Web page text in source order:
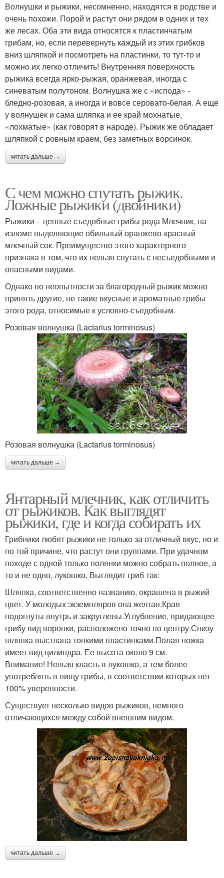
Волнушки и рыжики, несомненно, находятся в родстве и
очень похожи. Порой и растут они рядом в одних и тех
же лесах. Оба эти вида относятся к пластинчатым
грибам, но, если перевернуть каждый из этих грибков
вниз шляпкой и посмотреть на пластинки, то тут-то и
можно их легко отличить! Внутренняя поверхность
рыжика всегда ярко-рыжая, оранжевая, иногда с
синеватым полутоном. Волнушка же с «испода» -
бледно-розовая, а иногда и вовсе серовато-белая. А еще
у волнушек и сама шляпка и ее край мохнатые,
«лохматые» (как говорят в народе). Рыжик же обладает
шляпкой с ровным краем, без заметных ворсинок.
читать дальше →
С чем можно спутать рыжик.
Ложные рыжики (двойники)
Рыжики – ценные съедобные грибы рода Млечник, на
изломе выделяющие обильный оранжево-красный
млечный сок. Преимущество этого характерного
признака в том, что их нельзя спутать с несъедобными и
опасными видами.
Однако по неопытности за благородный рыжик можно
принять другие, не такие вкусные и ароматные грибы
этого рода, относимые к условно-съедобным.
Розовая волнушка (Lactarius torminosus)
Розовая волнушка (Lactarius torminosus)
читать дальше →
Янтарный млечник, как отличить
от рыжиков. Как выглядят
рыжики, где и когда собирать их
Грибники любят рыжики не только за отличный вкус, но и
по той причине, что растут они группами. При удачном
походе с одной только полянки можно собрать полное, а
то и не одно, лукошко. Выглядит гриб так:
Шляпка, соответственно названию, окрашена в рыжий
цвет. У молодых экземпляров она желтая.Края
подогнуты внутрь и закруглены.Углубление, придающее
грибу вид воронки, расположено точно по центру.Снизу
шляпка выстлана тонкими пластинками.Полая ножка
имеет вид цилиндра. Ее высота около 9 см.
Внимание! Нельзя класть в лукошко, а тем более
употреблять в пищу грибы, в соответствии которых нет
100% уверенности.
Существует несколько видов рыжиков, немного
отличающихся между собой внешним видом.
читать дальше →